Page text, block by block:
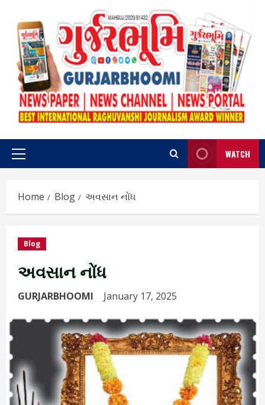
content
Primary
WATCH
Home Blog અવસાન નોંધ
Blog
અવસાન નોંધ
GURJARBHOOMI January 17, 2025